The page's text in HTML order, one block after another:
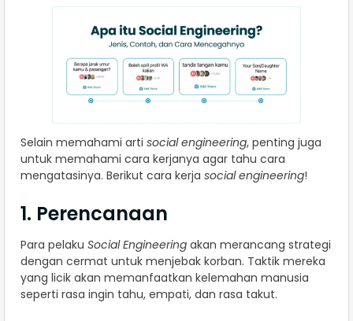
Selain memahami arti social engineering, penting juga
untuk memahami cara kerjanya agar tahu cara
mengatasinya. Berikut cara kerja social engineering!
1. Perencanaan
Para pelaku Social Engineering akan merancang strategi
dengan cermat untuk menjebak korban. Taktik mereka
yang licik akan memanfaatkan kelemahan manusia
seperti rasa ingin tahu, empati, dan rasa takut.